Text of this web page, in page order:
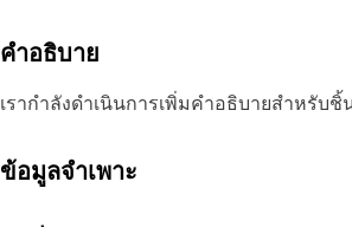
คำอธิบาย
เรากำลังดำเนินการเพิ่มคำอธิบายสำหรับ
ข้อมูลจำเพาะ